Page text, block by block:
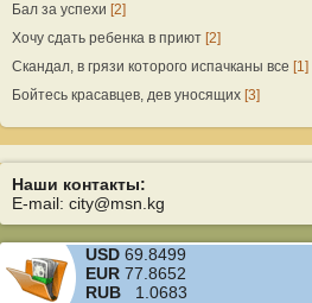
Бал за успехи [2]
Хочу сдать ребенка в приют [2]
Скандал, в грязи которого испачканы все [1]
Бойтесь красавцев, дев уносящих [3]
Наши контакты:
E-mail: city@msn.kg
USD 69.8499
EUR 77.8652
RUB 1.0683